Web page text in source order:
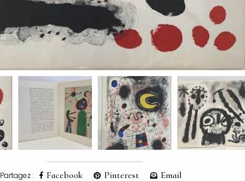
Partagez : Facebook Pinterest Email